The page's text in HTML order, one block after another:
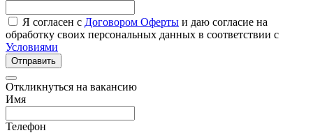
Я согласен с Договором Оферты и даю согласие на
обработку своих персональных данных в соответствии с
Условиями
Отправить
Откликнуться на вакансию
Имя
Телефон